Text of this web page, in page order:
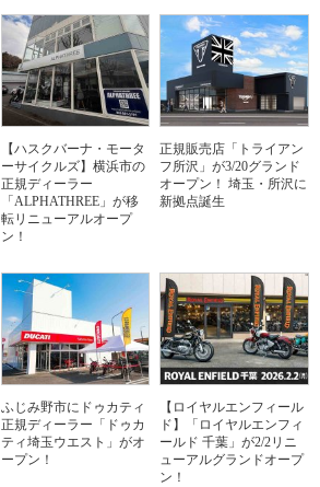
【ハスクバーナ・モータ
ーサイクルズ】横浜市の
正規ディーラー
「ALPHATHREE」が移
転リニューアルオープ
ン！
正規販売店「トライアン
フ所沢」が3/20グランド
オープン！ 埼玉・所沢に
新拠点誕生
ふじみ野市にドゥカティ
正規ディーラー「ドゥカ
ティ埼玉ウエスト」がオ
ープン！
【ロイヤルエンフィール
ド】「ロイヤルエンフィ
ールド 千葉」が2/2リニ
ューアルグランドオープ
ン！